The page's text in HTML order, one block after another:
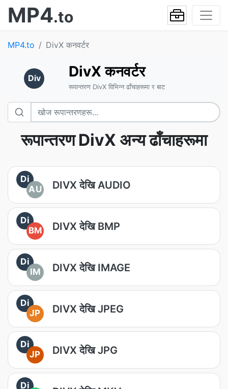
MP4.to
MP4.to DivX कनवर्टर
Div DivX कनवर्टर
रूपान्तरण DivX विभिन्न ढाँचाहरूमा र बाट
रूपान्तरण DivX अन्य ढाँचाहरूमा
Di
AU
DIVX देखि AUDIO
Di
BM
DIVX देखि BMP
Di
IM
DIVX देखि IMAGE
Di
JP
DIVX देखि JPEG
Di
JP
DIVX देखि JPG
Di